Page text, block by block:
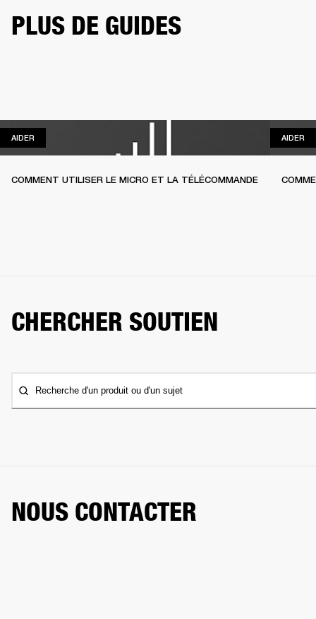
PLUS DE GUIDES
AIDER
COMMENT UTILISER LE MICRO ET LA TÉLÉCOMMANDE
AIDER
CHERCHER SOUTIEN
Recherche d'un produit ou d'un sujet
NOUS CONTACTER